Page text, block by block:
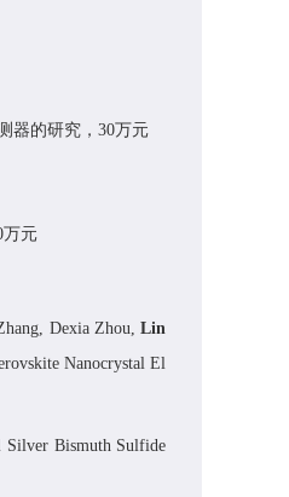
器的研究， 30万元
万元
, Dexia Zhou,Lin
NanocrystalEl
Silver Bismuth Sulfide